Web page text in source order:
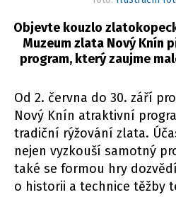
Objevte kouzlo
Muzeum zlata Nový Knín
program, který zaujme
Od 2. června do 30. září
Nový Knín atraktivní
tradiční rýžování zlata.
nejen vyzkouší samotný
také se formou hry
o historii a technice těžby